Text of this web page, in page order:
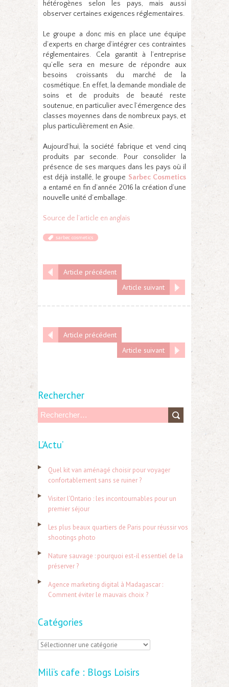
hétérogènes selon les pays, mais aussi
observer certaines exigences réglementaires.
Le groupe a donc mis en place une équipe
d’experts en charge d’intégrer ces contraintes
réglementaires. Cela garantit à l’entreprise
qu’elle sera en mesure de répondre aux
besoins croissants du marché de la
cosmétique. En effet, la demande mondiale de
soins et de produits de beauté reste
soutenue, en particulier avec l’émergence des
classes moyennes dans de nombreux pays, et
plus particulièrement en Asie.
Aujourd’hui, la société fabrique et vend cinq
produits par seconde. Pour consolider la
présence de ses marques dans les pays où il
est déjà installé, le groupe Sarbec Cosmetics
a entamé en fin d’année 2016 la création d’une
nouvelle unité d’emballage.
Source de l’article en anglais
sarbec cosmetics
Article précédent
Article suivant
Article précédent
Article suivant
Rechercher
h
r
:
L’Actu’
Quel kit van aménagé choisir pour voyager
confortablement sans se ruiner ?
Visiter l’Ontario : les incontournables pour un
premier séjour
Les plus beaux quartiers de Paris pour réussir vos
shootings photo
Nature sauvage : pourquoi est-il essentiel de la
préserver ?
Agence marketing digital à Madagascar :
Comment éviter le mauvais choix ?
Catégories
C
tMili’s cafe : Blogs Loisirs